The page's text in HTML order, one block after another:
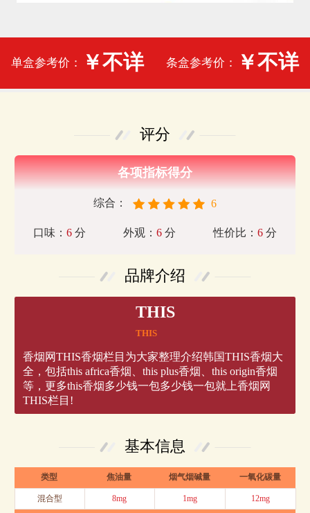
单盒参考价： ￥不详 条盒参考价： ￥不详
评分
各项指标得分
综合： 6
口味： 6分 外观： 6 分 性价比：6 分
品牌介绍
THIS
THIS
香烟网THIS香烟栏目为大家整理介绍韩国THIS香烟大
全，包括this africa香烟、this plus香烟、this origin香烟
等，更多this香烟多少钱一包多少钱一包就上香烟网
THIS栏目!
基本信息
类型 焦油量 烟气烟碱量 一氧化碳量
混合型 8mg 1mg 12mg